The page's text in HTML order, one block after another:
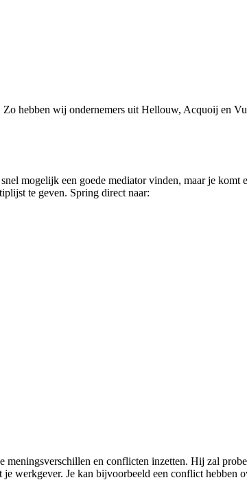
hebben wij ondernemers uit Hellouw, Acquoij en
mogelijk een goede mediator vinden, maar je komt
te geven. Spring direct naar:
en conflicten inzetten. Hij zal
werkgever. Je kan bijvoorbeeld een conflict hebben